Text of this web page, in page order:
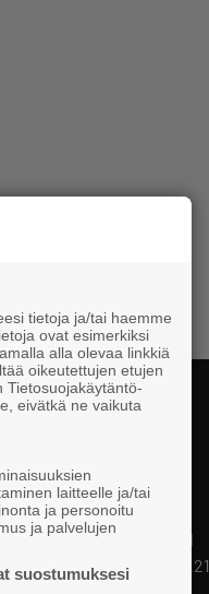
Suomen Yrittäjät
PL 999, 00101 HELSINKI
Puhelinvaihde 09 229 221
tietoja ja/tai haemme
ovat esimerkiksi
alla olevaa linkkiä
oikeutettujen etujen
Tietosuojakäytäntö-
eivätkä ne vaikuta
laitteelle ja/tai
ja personoitu
ja palvelujen
suostumuksesi